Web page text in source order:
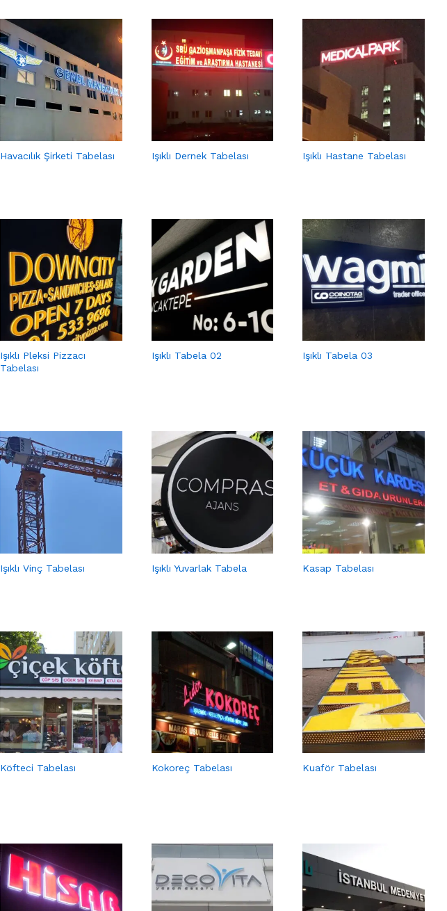
Havacılık Şirketi Tabelası Işıklı Dernek Tabelası Işıklı Hastane Tabelası
Işıklı Pleksi Pizzacı
Tabelası
Işıklı Tabela 02 Işıklı Tabela 03
Işıklı Vinç Tabelası Işıklı Yuvarlak Tabela Kasap Tabelası
Köfteci Tabelası Kokoreç Tabelası Kuaför Tabelası